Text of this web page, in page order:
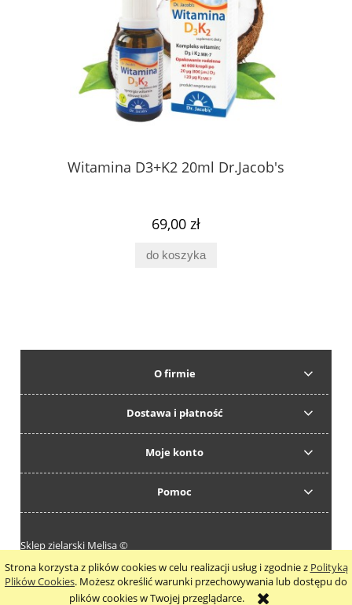
Strona korzysta z plików cookies w celu realizacji usług i zgodnie z Polityką
Plików Cookies. Możesz określić warunki przechowywania lub dostępu do
plików cookies w Twojej przeglądarce.
Witamina D3+K2 20ml Dr.Jacob's
69,00 zł
do koszyka
O firmie
Dostawa i płatność
Moje konto
Pomoc
Sklep zielarski Melisa ©
pokaż pełną wersję strony